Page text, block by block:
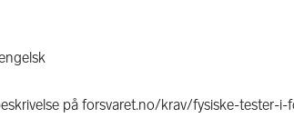
på forsvaret.no/krav/fysiske-tester-i-